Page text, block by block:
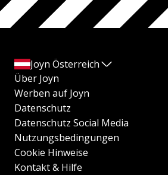
Joyn Österreich
Über Joyn
Werben auf Joyn
Datenschutz
Datenschutz Social Media
Nutzungsbedingungen
Cookie Hinweise
Kontakt & Hilfe